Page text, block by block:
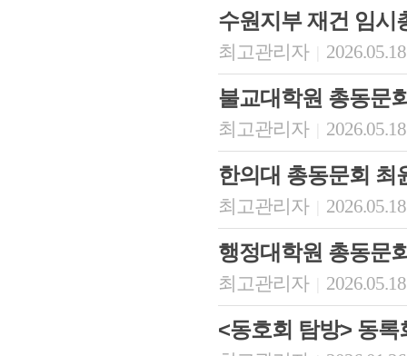
수원지부 재건 임시
최고관리자
불교대학원 총동문
최고관리자
한의대 총동문회 최
최고관리자
행정대학원 총동문
최고관리자
<동호회 탐방> 동록